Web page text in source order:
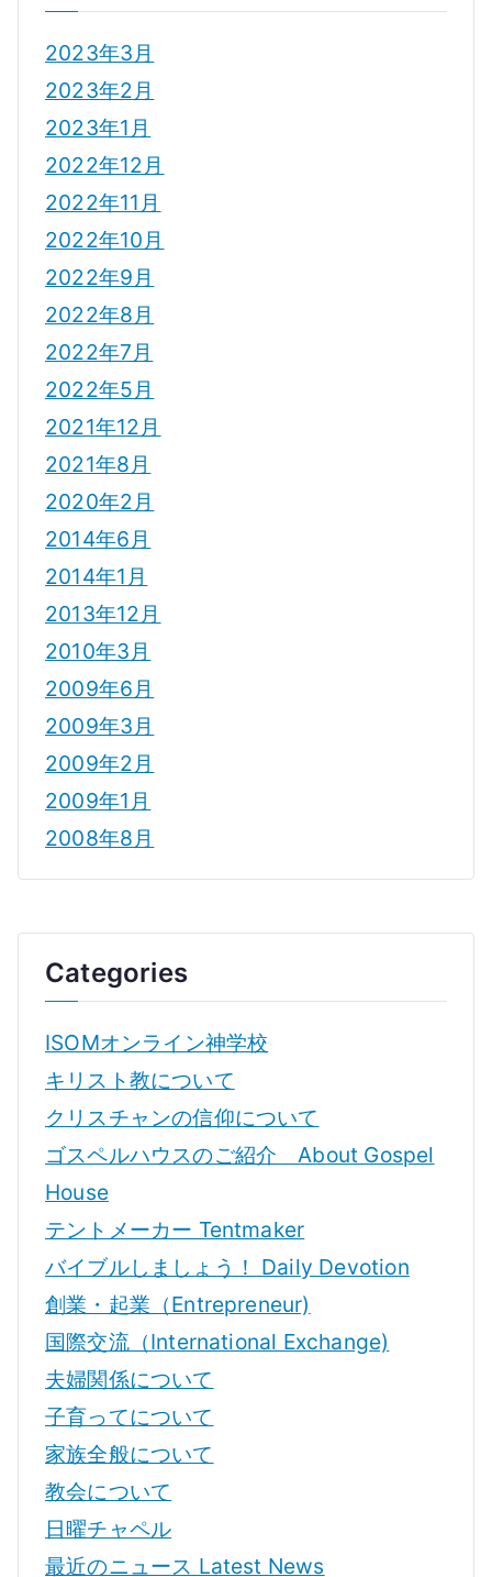
2023年3月
2023年2月
2023年1月
2022年12月
2022年11月
2022年10月
2022年9月
2022年8月
2022年7月
2022年5月
2021年12月
2021年8月
2020年2月
2014年6月
2014年1月
2013年12月
2010年3月
2009年6月
2009年3月
2009年2月
2009年1月
2008年8月
Categories
ISOMオンライン神学校
キリスト教について
クリスチャンの信仰について
ゴスペルハウスのご紹介 About Gospel
House
テントメーカー Tentmaker
バイブルしましょう！ Daily Devotion
創業・起業（Entrepreneur)
国際交流（International Exchange)
夫婦関係について
子育ってについて
家族全般について
教会について
日曜チャペル
最近のニュース Latest News